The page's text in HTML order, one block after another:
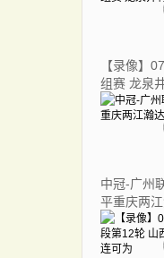
【录像】
组赛 龙泉
村
中冠-广州
平重庆两江
言和